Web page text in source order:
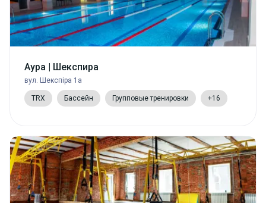
Аура | Шекспира
вул. Шекспіра 1а
TRX Бассейн Групповые тренировки +16